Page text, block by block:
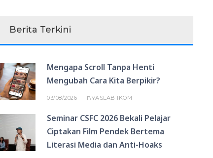
Berita Terkini
Mengapa Scroll Tanpa Henti
Mengubah Cara Kita Berpikir?
03/08/2026 BYASLAB IKOM
Seminar CSFC 2026 Bekali Pelajar
Ciptakan Film Pendek Bertema
Literasi Media dan Anti-Hoaks